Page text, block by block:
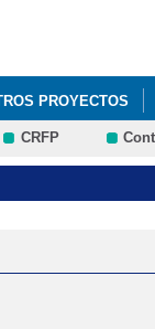
PROYECTOS
CRFP